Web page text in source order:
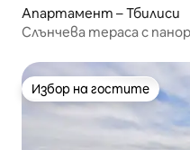
Апартамент – Тбилиси
Слънчева тераса с
Избор на гостите
Избор на гостите